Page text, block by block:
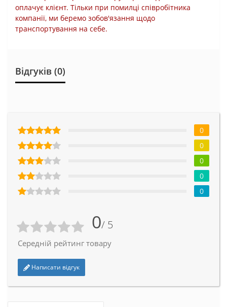
оплачує клієнт. Тільки при помилці співробітника
компанії, ми беремо зобов'язання щодо
транспортування на себе.
Відгуків (0)
0/ 5
Середній рейтинг товару
Написати відгук
0
0
0
0
0